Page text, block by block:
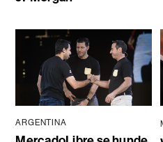
ARGENTINA